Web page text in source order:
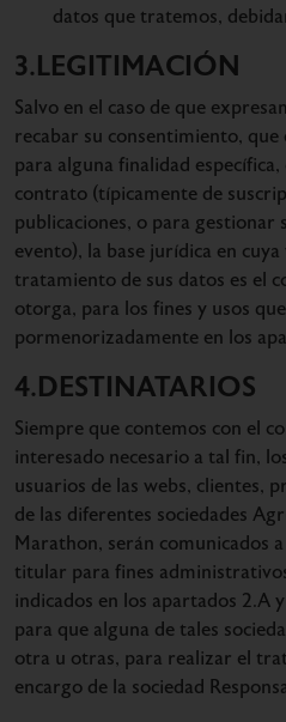
datos que tratemos,
3.LEGITIMACIÓN
Salvo en el caso de que
recabar su consentimiento, que
para alguna finalidad
contrato (típicamente de
publicaciones, o para gestionar
evento), la base jurídica en
tratamiento de sus datos es el
otorga, para los fines y usos
pormenorizadamente en los
4.DESTINATARIOS
Siempre que contemos con el
interesado necesario a tal fin,
usuarios de las webs, clientes,
de las diferentes sociedades
Marathon, serán comunicados
titular para fines
indicados en los apartados 2.A
para que alguna de tales
otra u otras, para realizar el
encargo de la sociedad